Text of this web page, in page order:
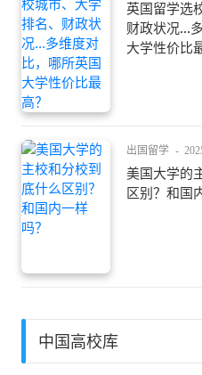
英国留学选
财政状况...
大学性价比
出国留学 -
美国大学的
区别？和国
中国高校库